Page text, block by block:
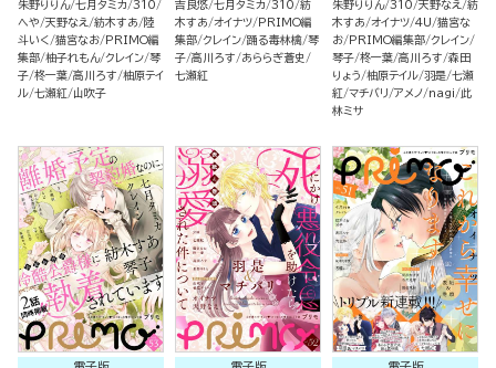
朱野りりん 七月タミカ 310
へや 天野なえ 紡木すあ
陸
斗いく 猫宮なお
PRIMO編
集部 柚子れもん クレイン 琴
子 柊一葉 高川ろす 柚原テイ
ル 七瀬紅 山吹子
吉良悠 七月タミカ 310 紡
木すあ オイナツ
PRIMO編
集部 クレイン 踊る毒林檎 琴
子 高川ろす
あららぎ蒼史
七瀬紅
朱野りりん 310 天野なえ
紡
木すあ オイナツ 4U 猫宮な
お
PRIMO編集部 クレイン
琴子 柊一葉 高川ろす 森田
りょう 柚原テイル 羽是 七瀬
紅 マチバリ アメノ nagi
此
林ミサ